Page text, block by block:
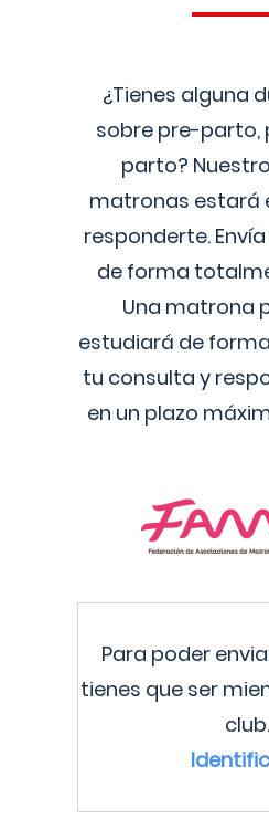
¿Tienes alguna
sobre pre-parto,
parto?
matronas estará
responderte.
de forma
Una matrona
estudiará de
tu consulta y
en un plazo
Para poder
tienes que ser
club.